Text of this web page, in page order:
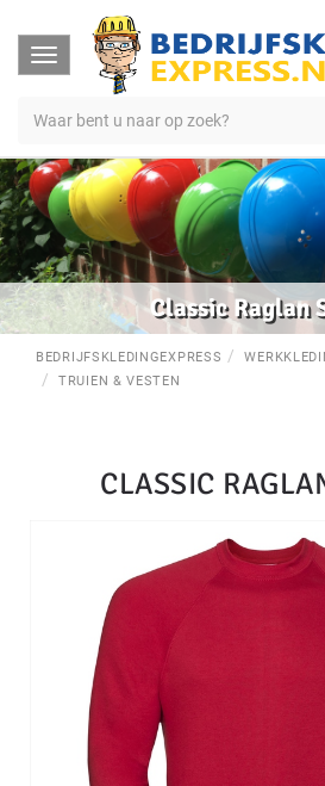
Toggle
navigation
Classic Raglan
BEDRIJFSKLEDINGEXPRESS
TRUIEN & VESTEN
CLASSIC